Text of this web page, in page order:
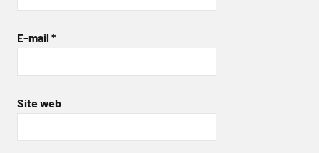
E-mail *
Site web